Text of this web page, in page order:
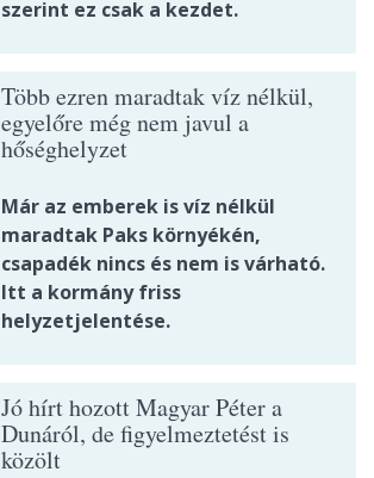
szerint ez csak a kezdet.
Több ezren maradtak víz nélkül,
egyelőre még nem javul a
hőséghelyzet
Már az emberek is víz nélkül
maradtak Paks környékén,
csapadék nincs és nem is várható.
Itt a kormány friss
helyzetjelentése.
Jó hírt hozott Magyar Péter a
Dunáról, de figyelmeztetést is
közölt